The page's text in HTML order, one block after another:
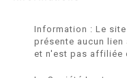
Information : Le
présente aucun lien
et n'est pas affiliée